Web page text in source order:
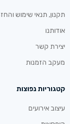
תקנון, תנאי שימוש
אודותנו
יצירת קשר
מעקב הזמנות
קטגוריות נפוצות
עיצוב אירועים